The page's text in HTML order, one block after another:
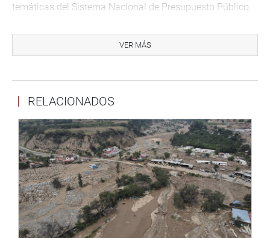
temáticas del Sistema Nacional de Presupuesto Público,
de Programación Multianual y Gestión de Inversiones y
Gestión Fiscal de los Recursos Humanos que contribuyan
de la mañana, en el auditorio José Faustino Sánchez
Carrión, en la sede del Congreso, ubicado en Jr. Azángaro
468, Lima.
Lima, 30 de septiembre de 2022
COMISIÓN DE PRESUPUESTO Y CUENTA GENERAL DE
LA REPÚBLICA
VER MÁS
RELACIONADOS